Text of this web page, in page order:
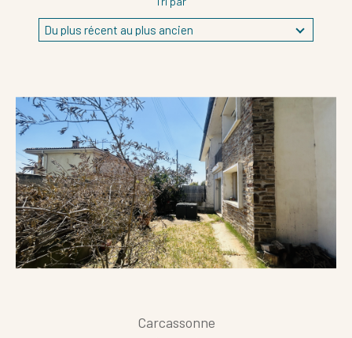
Du plus récent au plus ancien
Carcassonne
Référence
AFFINER LES CRITÈRES
FILTRER PAR